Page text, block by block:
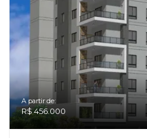
A partir de:
R$ 456.000